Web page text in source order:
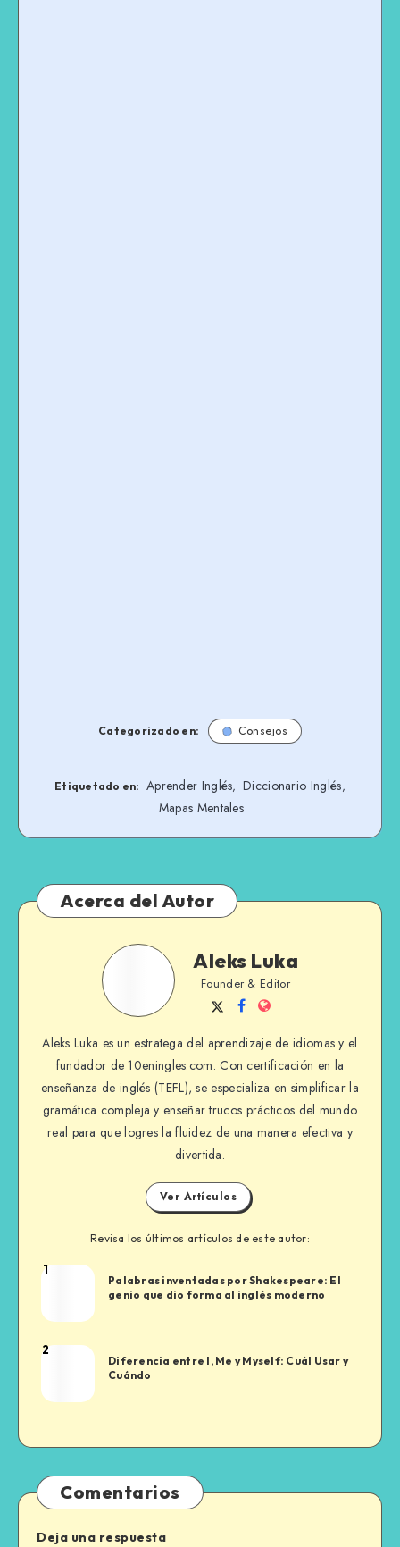
Categorizado en: Consejos
Etiquetado en: Aprender Inglés, Diccionario Inglés,
Mapas Mentales
Acerca del Autor
Aleks
Aleks Luka
Founder & Editor
Sígueme
Twitter
Sígueme
Facebook
Sitio
Aleks Luka es un estratega del aprendizaje de idiomas y el
fundador de 10eningles.com. Con certificación en la
enseñanza de inglés (TEFL), se especializa en simplificar la
gramática compleja y enseñar trucos prácticos del mundo
real para que logres la fluidez de una manera efectiva y
divertida.
Ver Artículos
Revisa los últimos artículos de este autor:
Aleks
1
Palabras inventadas por Shakespeare: El
genio que dio forma al inglés moderno
Aleks
2
Diferencia entre I, Me y Myself: Cuál Usar y
Cuándo
Comentarios
Deja una respuesta